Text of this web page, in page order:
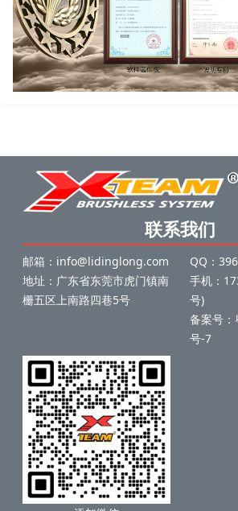
联系我们
邮箱：info@lidinglong.com
地址：广东省东莞市虎门镇南
栅五区上南路四巷5号
QQ：
手机：
号)
备案号：
号-7